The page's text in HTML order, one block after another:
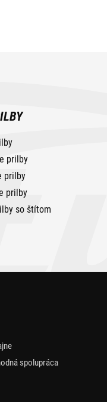
prilby
prilby
prilby
so štítom
spolupráca